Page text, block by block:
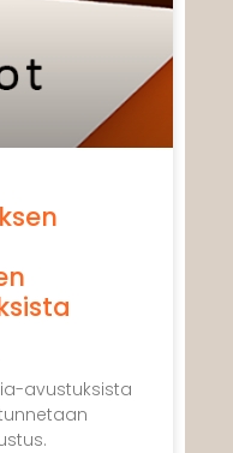
avustuksista